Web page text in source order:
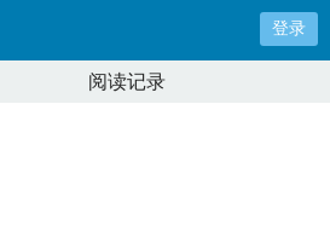
登录
阅读记录